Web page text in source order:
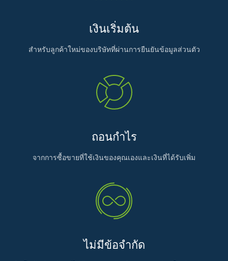
เงินเริ่มต้น
สำหรับลูกค้าใหม่ของบริษัทที่ผ่านการยืนยันข้อมูลส่วนตัว
ถอนกำไร
จากการซื้อขายที่ใช้เงินของคุณเองและเงินที่ได้รับเพิ่ม
ไม่มีข้อจำกัด